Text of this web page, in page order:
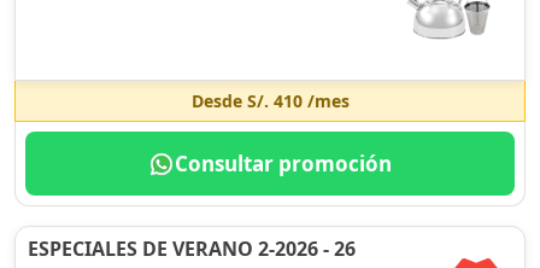
Desde S/. 410/mes
Consultar promoción
ESPECIALES DE VERANO 2-2026 - 26